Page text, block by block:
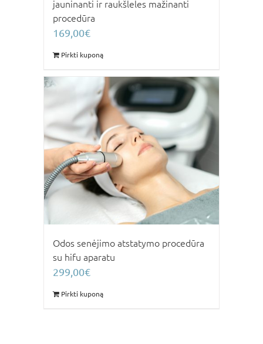
jauninanti ir raukšleles mažinanti
procedūra
169,00€
Pirkti kuponą
Odos senėjimo atstatymo procedūra
su hifu aparatu
299,00€
Pirkti kuponą